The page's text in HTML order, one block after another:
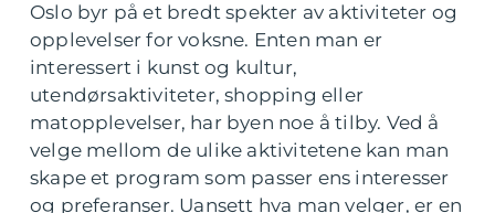
Oslo byr på et bredt spekter av aktiviteter og
opplevelser for voksne. Enten man er
interessert i kunst og kultur,
utendørsaktiviteter, shopping eller
matopplevelser, har byen noe å tilby. Ved å
velge mellom de ulike aktivitetene kan man
skape et program som passer ens interesser
og preferanser. Uansett hva man velger, er en